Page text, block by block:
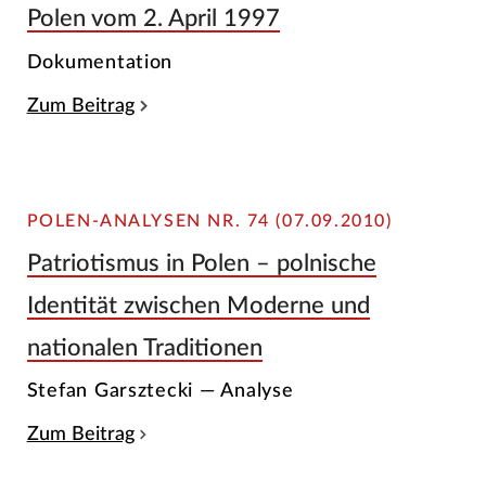
Polen vom 2. April 1997
Dokumentation
Zum Beitrag
POLEN-ANALYSEN NR. 74 (07.09.2010)
Patriotismus in Polen – polnische
Identität zwischen Moderne und
nationalen Traditionen
Stefan Garsztecki — Analyse
Zum Beitrag